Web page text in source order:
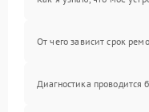
От чего зависит срок
Диагностика проводится